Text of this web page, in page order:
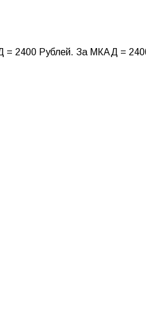
= 2400 Рублей. За МКАД =